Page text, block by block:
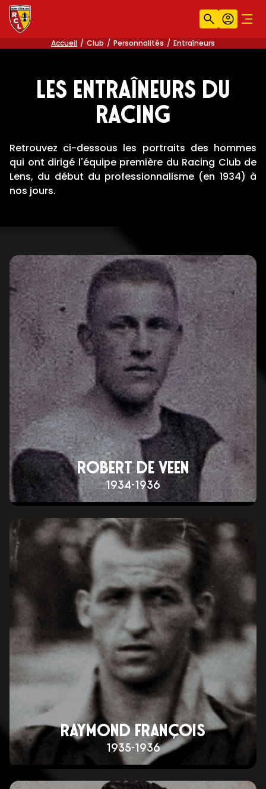
Recherche
Accueil Club Personnalités Entraîneurs
LES ENTRAÎNEURS DU
RACING
Retrouvez ci-dessous les portraits des hommes
qui ont dirigé l'équipe première du Racing Club de
Lens, du début du professionnalisme (en 1934) à
nos jours.
ROBERT DE VEEN
1934-1936
RAYMOND FRANÇOIS
1935-1936